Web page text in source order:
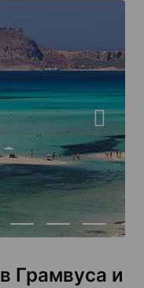
Грамвуса и